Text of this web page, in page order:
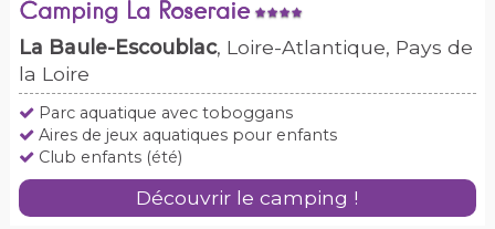
Camping La Roseraie
La Baule-Escoublac, Loire-Atlantique, Pays de
la Loire
Parc aquatique avec toboggans
Aires de jeux aquatiques pour enfants
Club enfants (été)
Découvrir le camping !